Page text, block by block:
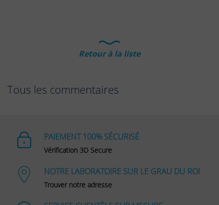
Retour à la liste
Tous les commentaires
PAIEMENT 100% SÉCURISÉ
Vérification 3D Secure
NOTRE LABORATOIRE SUR LE GRAU DU ROI
Trouver notre adresse